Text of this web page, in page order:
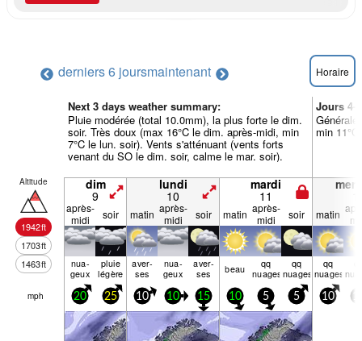
derniers 6 joursmaintenant Horaire
Next 3 days weather summary:
Pluie modérée (total 10.0mm), la plus forte le dim.
soir. Très doux (max 16°C le dim. après-midi, min
7°C le lun. soir). Vents s'atténuant (vents forts
venant du SO le dim. soir, calme le mar. soir).
Jours 4-
min
Altitude
1942ft
1703ft
1463ft
dim
9
lundi
10
mardi
11
après-
midi
soir matin après-
midi
soir matin après-
midi
soir matin
nua­
geux
pluie
légère
aver­
ses
nua­
geux
aver­
ses beau qq
nuages
qq
nuages
qq
nuages
mph 20 25 10 10 15 10 5 5 10